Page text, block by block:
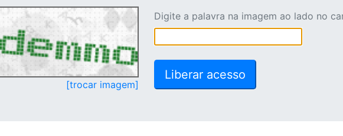
[trocar imagem]
Digite a palavra na imagem ao lado no